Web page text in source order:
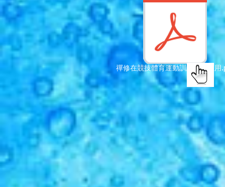
禪修在競技體育運動訓練學的應用